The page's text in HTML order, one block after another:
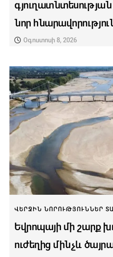
նոր
Օգոստոսի 8, 2026
ՎԵՐՋԻՆ ՆՈՐՈՒԹՅՈՒՆՆԵՐ
Եվրոպայի մի շարք
ուժեղից մինչև